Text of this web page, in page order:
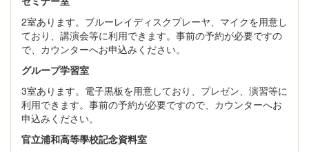
2室あります。ブルーレイディスクプレーヤ、マイクを用意し
ており、講演会等に利用できます。事前の予約が必要ですの
で、カウンターへお申込みください。
グループ学習室
3室あります。電子黒板を用意しており、プレゼン、演習等に
利用できます。事前の予約が必要ですので、カウンターへお
申込みください。
官立浦和高等學校記念資料室